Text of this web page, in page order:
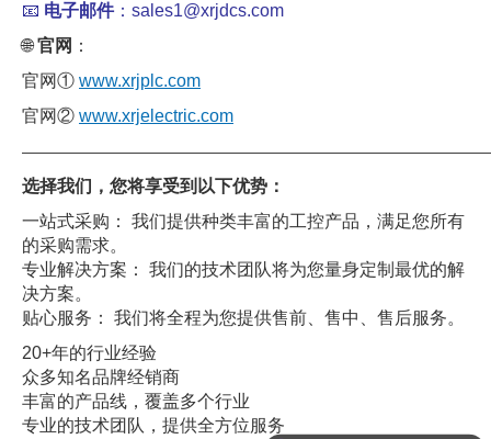
📧 电子邮件：sales1@xrjdcs.com
🌐官网 ：
官网① www.xrjplc.com
官网② www.xrjelectric.com
选择我们，您将享受到以下优势：
一站式采购： 我们提供种类丰富的工控产品，满足您所有
的采购需求。
专业解决方案： 我们的技术团队将为您量身定制最优的解
决方案。
贴心服务： 我们将全程为您提供售前、售中、售后服务。
20+年的行业经验
众多知名品牌经销商
丰富的产品线，覆盖多个行业
专业的技术团队，提供全方位服务